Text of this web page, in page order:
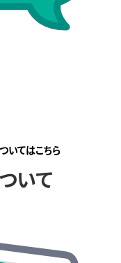
いてはこちら
いて